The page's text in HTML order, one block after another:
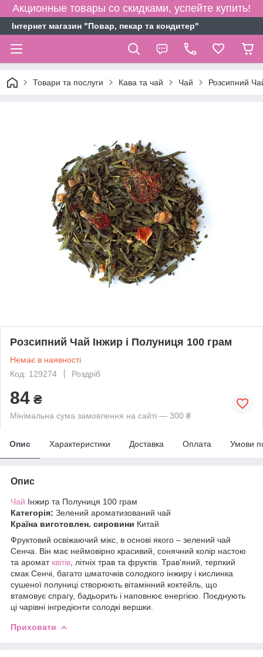
Акционные товары со скидками, успейте купить!
Інтернет магазин "Повар, пекар та кондитер"
Товари та послуги Кава та чай Чай Розсипний
Розсипний Чай Інжир і Полуниця 100 грам
Немає в наявності
Код: 129274
Роздріб
84 ₴
Мінімальна сума замовлення на сайті — 300 ₴
Опис Характеристики Доставка Оплата Умови
Опис
Чай Інжир та Полуниця 100 грам
Категорія: Зелений ароматизований чай
Країна виготовлен. сировини Китай
Фруктовий освіжаючий мікс, в основі якого – зелений чай
Сенча. Він має неймовірно красивий, сонячний колір настою
та аромат квітів , літніх трав та фруктів. Трав'яний, терпкий
смак Сенчі, багато шматочків солодкого інжиру і кислинка
сушеної полуниці створюють вітамінний коктейль, що
втамовує спрагу, бадьорить і наповнює енергією. Поєднують
ці чарівні інгредієнти солодкі вершки.
Приховати